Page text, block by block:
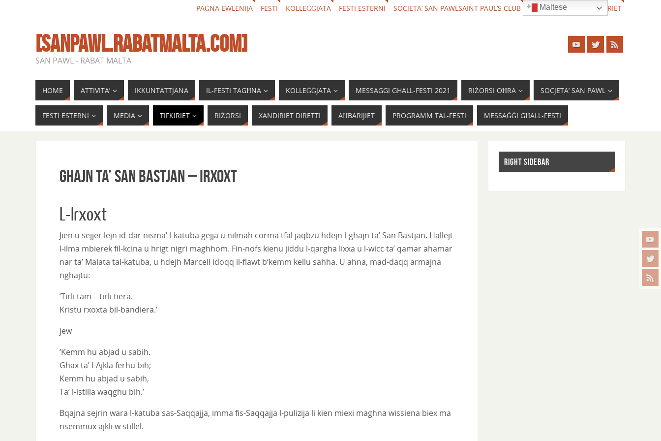
PAĠNA EWLENIJA FESTI KOLLEĠĠJATA FESTI ESTERNI SOCJETA’ SAN PAWLSAINT PAUL’S CLUB IL-FESTI TAGĦNA TIFKIRIET
[SANPAWL.RABATMALTA.COM]
SAN PAWL - RABAT MALTA
HOME ATTIVITA’ IKKUNTATTJANA IL-FESTI TAGĦNA KOLLEĠĠJATA MESSAGGI GHALL-FESTI 2021 RIŻORSI OĦRA SOCJETA’ SAN PAWL
FESTI ESTERNI MEDIA TIFKIRIET RIŻORSI XANDIRIET DIRETTI AĦBARIJIET PROGRAMM TAL-FESTI MESSAĠĠI GĦALL-FESTI
Ghajn ta’ San Bastjan – Irxoxt
L-Irxoxt
Jien u sejjer lejn id-dar nisma’ l-katuba gejja u nilmah corma tfal jaqbzu hdejn l-ghajn ta’ San Bastjan. Hallejt
l-ilma mbierek fil-kcina u hrigt nigri maghhom. Fin-nofs kienu jiddu l-qargha lixxa u l-wicc ta’ qamar ahamar
nar ta’ Malata tal-katuba, u hdejh Marcell idoqq il-flawt b‘kemm kellu sahha. U ahna, mad-daqq armajna
nghajtu:
‘Tirli tam – tirli tiera.
Kristu rxoxta bil-bandiera.’
jew
‘Kemm hu abjad u sabih.
Ghax ta’ l-Ajkla ferhu bih;
Kemm hu abjad u sabih,
Ta’ l-istilla waqghu bih.’
Bqajna sejrin wara l-katuba sas-Saqqajja, imma fis-Saqqajja l-pulizija li kien miexi maghna wissiena biex ma
nsemmux ajkli w stillel.
RIGHT SIDEBAR
Maltese